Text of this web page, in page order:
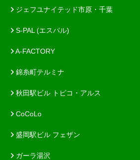
ジェフユナイテッド市原・千葉
S-PAL (エスパル)
A-FACTORY
錦糸町テルミナ
秋田駅ビル トピコ・アルス
CoCoLo
盛岡駅ビル フェザン
ガーラ湯沢